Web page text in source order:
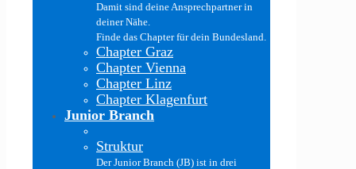
Damit sind deine Ansprechpartner in
deiner Nähe.
Finde das Chapter für dein Bundesland.
Chapter Graz
Chapter Vienna
Chapter Linz
Chapter Klagenfurt
Junior Branch
Struktur
Der Junior Branch (JB) ist in drei